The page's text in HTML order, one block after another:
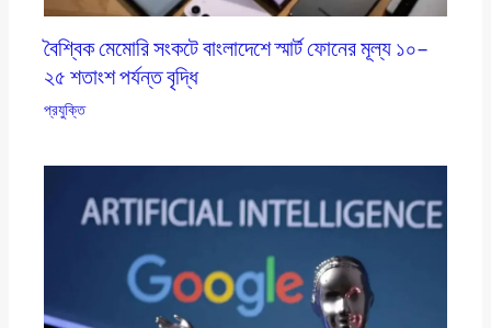
বৈশ্বিক মেমোরি সংকটে বাংলাদেশে স্মার্ট ফোনের মূল্য ১০–
২৫ শতাংশ পর্যন্ত বৃদ্ধি
প্রযুক্তি